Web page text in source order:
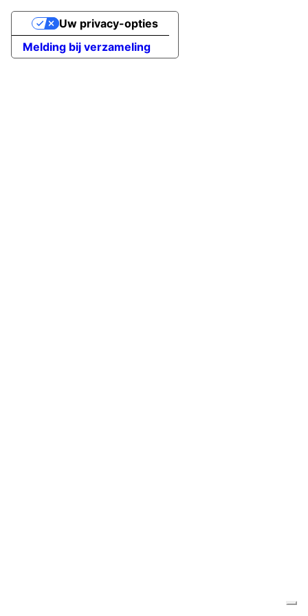
Melding bij verzameling
Uw privacy-opties